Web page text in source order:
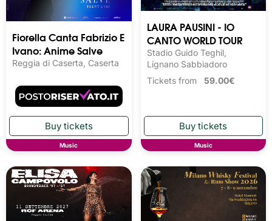
Fiorella Canta Fabrizio E
Ivano: Anime Salve
Reggia di Caserta, Caserta
Music
LAURA PAUSINI - IO
CANTO WORLD TOUR
Stadio Guido Teghil,
Lignano Sabbiadoro
Tickets from 59.00€
Music